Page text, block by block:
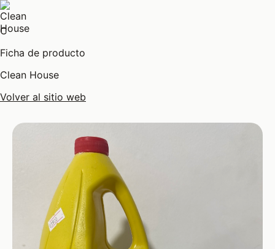
C
Ficha de producto
Clean House
Volver al sitio web